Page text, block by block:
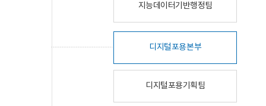
지능데이터기반행정팀
디지털포용본부
디지털포용기획팀